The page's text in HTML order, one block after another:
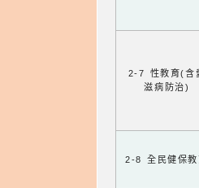
2-7 性教育(含
滋病防治)
2-8 全民健保教